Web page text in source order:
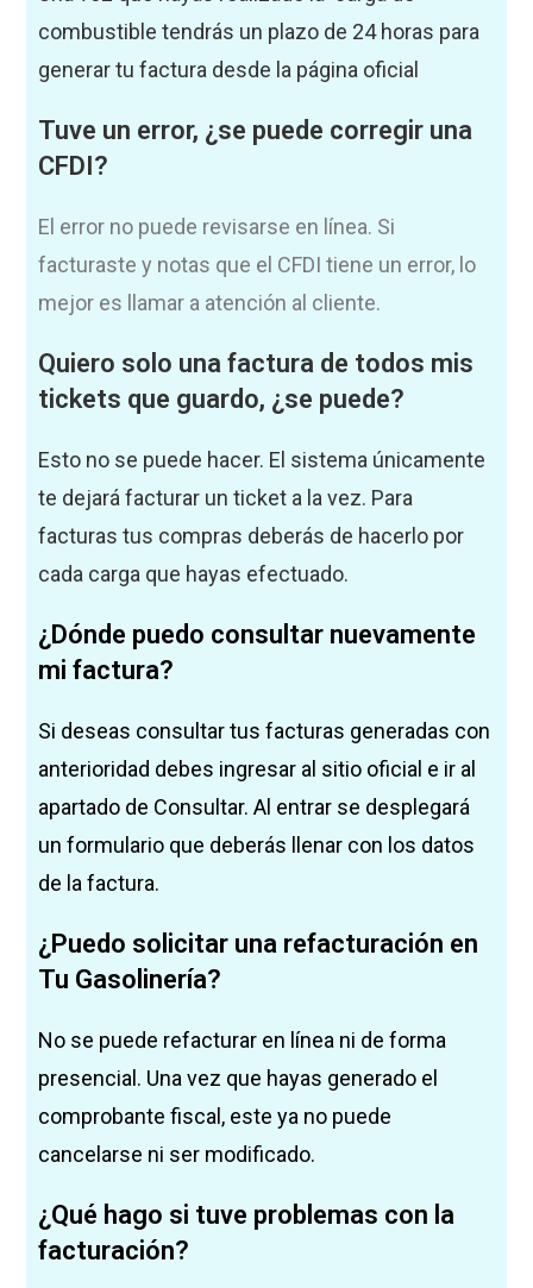
combustible tendrás un plazo de 24 horas para
generar tu factura desde la página oficial
Tuve un error, ¿se puede corregir una
CFDI?
El error no puede revisarse en línea. Si
facturaste y notas que el CFDI tiene un error, lo
mejor es llamar a atención al cliente.
Quiero solo una factura de todos mis
tickets que guardo, ¿se puede?
Esto no se puede hacer. El sistema únicamente
te dejará facturar un ticket a la vez. Para
facturas tus compras deberás de hacerlo por
cada carga que hayas efectuado.
¿Dónde puedo consultar nuevamente
mi factura?
Si deseas consultar tus facturas generadas con
anterioridad debes ingresar al sitio oficial e ir al
apartado de Consultar. Al entrar se desplegará
un formulario que deberás llenar con los datos
de la factura.
¿Puedo solicitar una refacturación en
Tu Gasolinería?
No se puede refacturar en línea ni de forma
presencial. Una vez que hayas generado el
comprobante fiscal, este ya no puede
cancelarse ni ser modificado.
¿Qué hago si tuve problemas con la
facturación?